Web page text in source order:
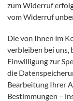
zum Widerruf
vom Widerruf
Die von Ihnen im
verbleiben bei uns,
Einwilligung zur
die
Bearbeitung Ihrer
Bestimmungen –